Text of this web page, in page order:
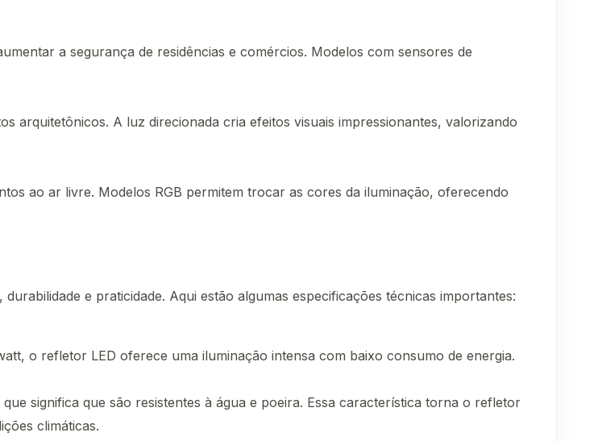
a segurança de residências e comércios. Modelos com sensores de
arquitetônicos. A luz direcionada cria efeitos visuais impressionantes, valorizando
ao ar livre. Modelos RGB permitem trocar as cores da iluminação, oferecendo
e praticidade. Aqui estão algumas especificações técnicas importantes:
o refletor LED oferece uma iluminação intensa com baixo consumo de energia.
significa que são resistentes à água e poeira. Essa característica torna o refletor
climáticas.